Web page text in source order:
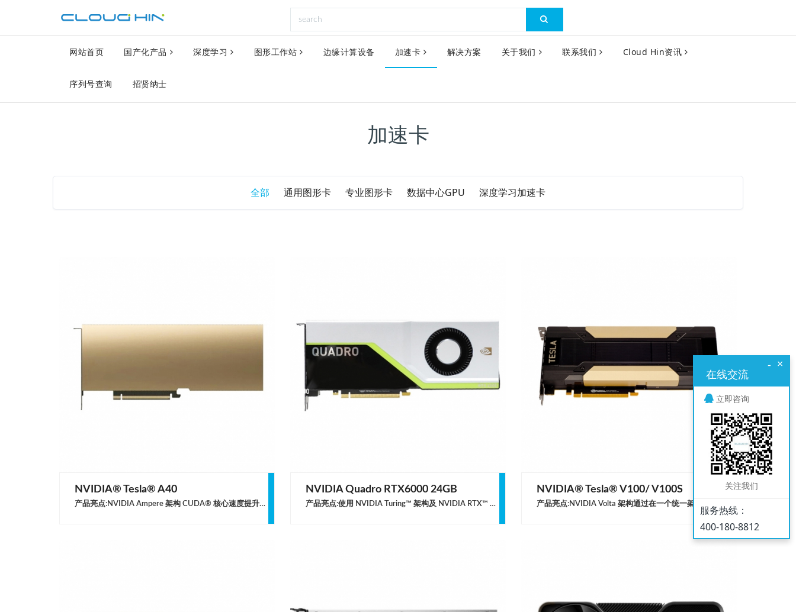
网站首页 国产化产品 深度学习 图形工作站 边缘计算设备 加速卡 解决方案 关于我们 联系我们 Cloud Hin资讯
序列号查询 招贤纳士
加速卡
全部 通用图形卡 专业图形卡 数据中心GPU 深度学习加速卡
NVIDIA® Tesla® A40
产品亮点:NVIDIA Ampere 架构 CUDA® 核心速度提升一倍的单精度浮点 (FP32) 运算处理和改善的能效可显著提高图形和模拟工作流程的性能，例如复杂的 3D 计算机辅助设计 (CAD) 和计算机辅助工程 (CAE)。第二代 RT Core第二代 RT Core 的吞吐量是上一代的 2 倍，并能同时运行光线追踪和着色或降噪功能，从而大幅加快工作负载的运行速度，例如电影内容的逼真渲染、
NVIDIA Quadro RTX6000 24GB
产品亮点:使用 NVIDIA Turing™ 架构及 NVIDIA RTX™ 平台，为专业工作流程带来电脑绘图领域十余年来重大的进步。NVIDIA NVLink™:用高速互连方式连接两个 GPU，将内存容量扩展到 48 GB，并以 100 GB/s 的资料传输率提供更高效能。次世代记忆体:配备业界率先采用的 24 GB 超高速 GDDR6 内存，可储存复杂的设计，庞大的建筑资料集，8K 电影内容等
NVIDIA® Tesla® V100/ V100S
×
-
在线交流
立即咨询
关注我们
服务热线：
400-180-8812